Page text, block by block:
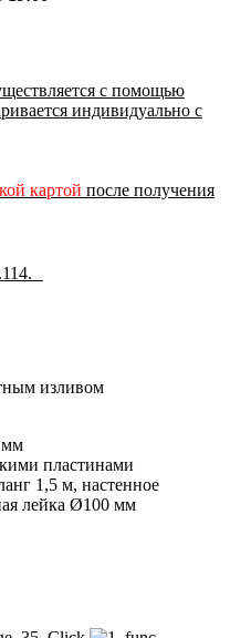
с помощью
индивидуально с
картой после получения
изливом
мм
пластинами
1,5 м, настенное
лейка Ø100 мм